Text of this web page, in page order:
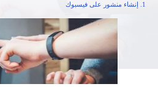
1. إنشاء منشور على فيسبوك